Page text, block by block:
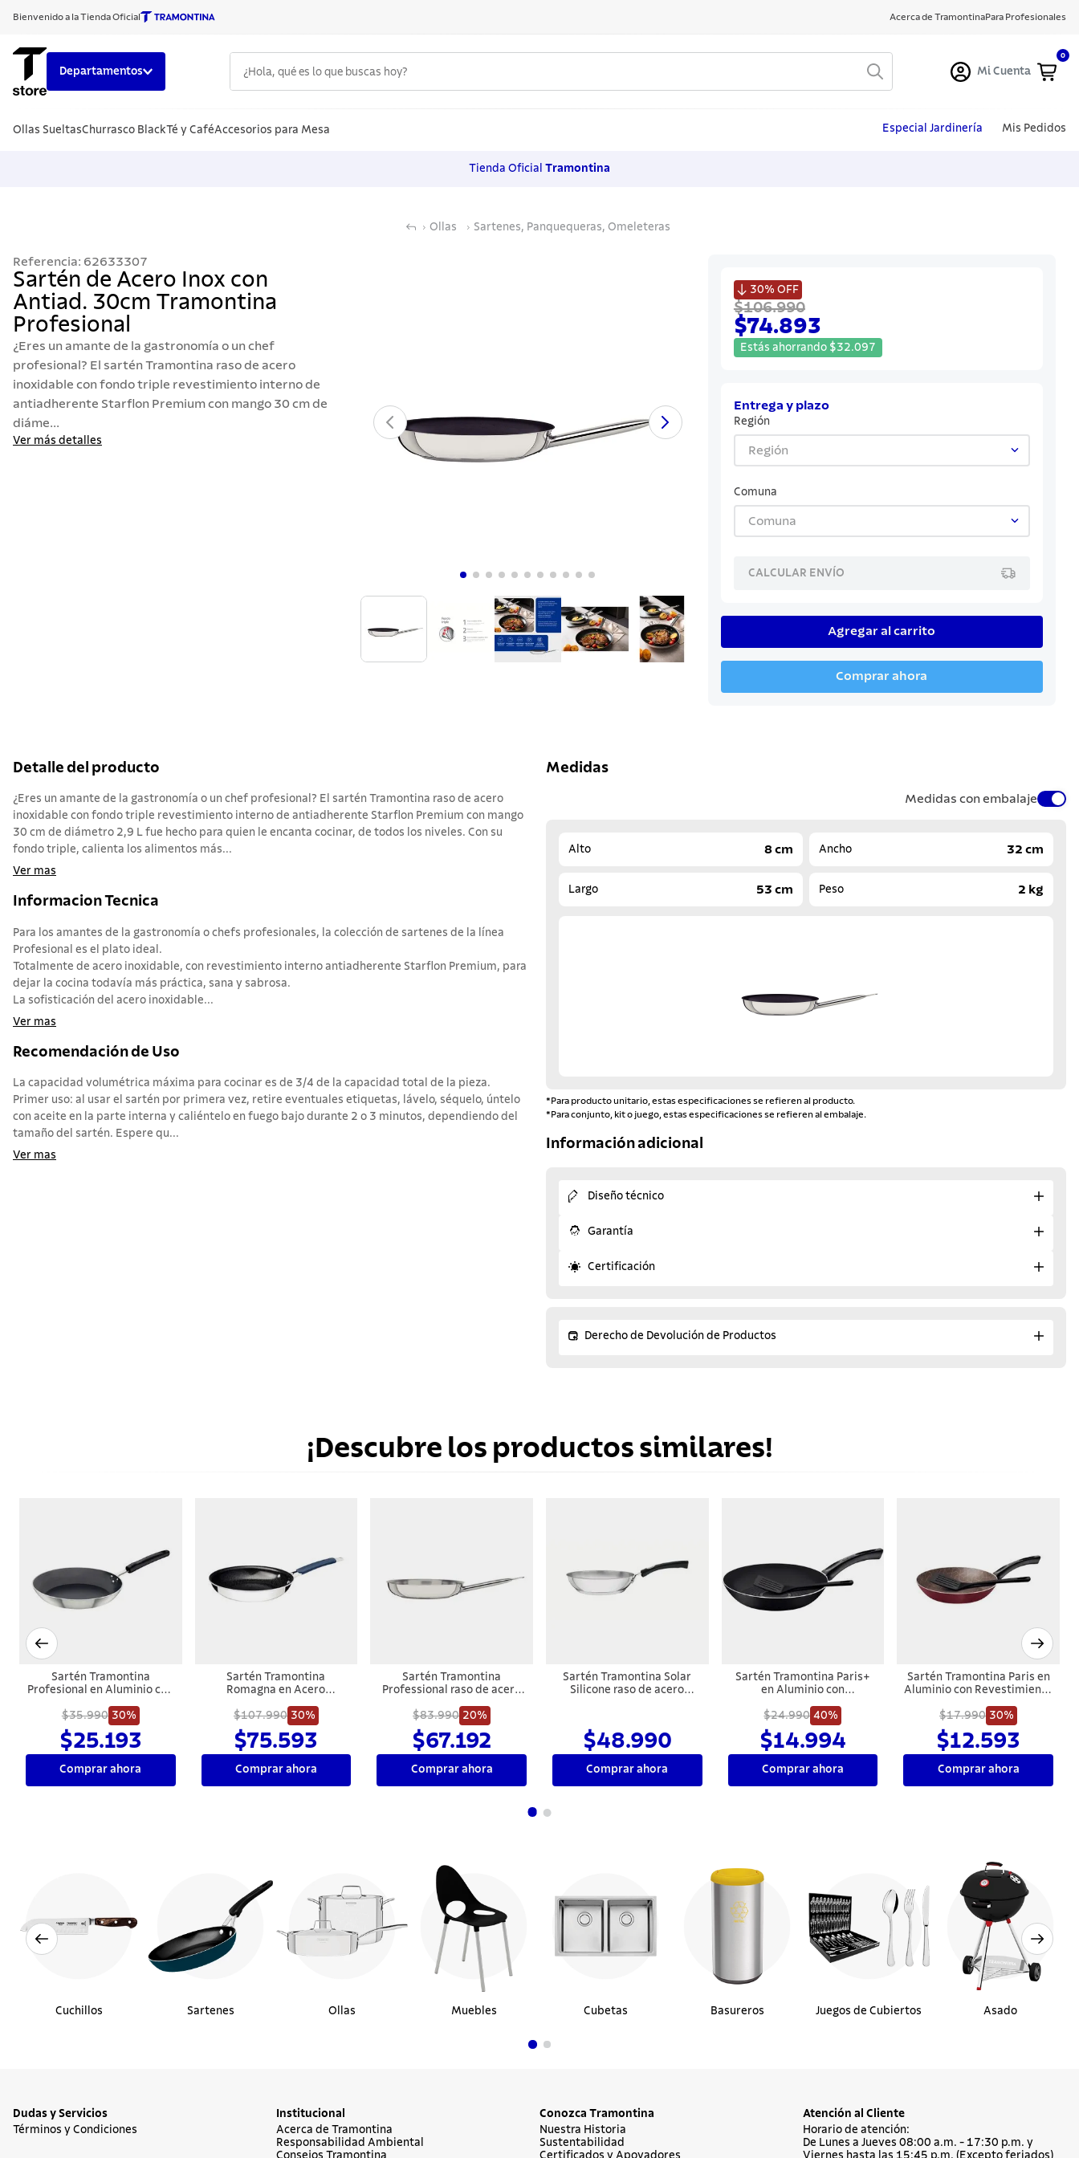
Bienvenido a la Tienda Oficial Acerca de TramontinaPara Profesionales
Departamentos Mi Cuenta
0
Ollas SueltasChurrasco BlackTé y CaféAccesorios para Mesa Especial Jardinería Mis Pedidos
Tienda Oficial Tramontina
Ollas Sartenes, Panquequeras, Omeleteras
Referencia: 62633307
Sartén de Acero Inox con
Antiad. 30cm Tramontina
Profesional
¿Eres un amante de la gastronomía o un chef
profesional? El sartén Tramontina raso de acero
inoxidable con fondo triple revestimiento interno de
antiadherente Starflon Premium con mango 30 cm de
diáme...
Ver más detalles
 30% OFF
$106.990
$74.893
Estás ahorrando $32.097
Entrega y plazo
Región
Región
Comuna
Comuna
CALCULAR ENVÍO
Agregar al carrito
Comprar ahora
Detalle del producto
¿Eres un amante de la gastronomía o un chef profesional? El sartén Tramontina raso de acero
inoxidable con fondo triple revestimiento interno de antiadherente Starflon Premium con mango
30 cm de diámetro 2,9 L fue hecho para quien le encanta cocinar, de todos los niveles. Con su
fondo triple, calienta los alimentos más...
Ver mas
Informacion Tecnica
Para los amantes de la gastronomía o chefs profesionales, la colección de sartenes de la línea
Profesional es el plato ideal.
Totalmente de acero inoxidable, con revestimiento interno antiadherente Starflon Premium, para
dejar la cocina todavía más práctica, sana y sabrosa.
La sofisticación del acero inoxidable...
Ver mas
Recomendación de Uso
La capacidad volumétrica máxima para cocinar es de 3/4 de la capacidad total de la pieza.
Primer uso: al usar el sartén por primera vez, retire eventuales etiquetas, lávelo, séquelo, úntelo
con aceite en la parte interna y caliéntelo en fuego bajo durante 2 o 3 minutos, dependiendo del
tamaño del sartén. Espere qu...
Ver mas
Medidas
Medidas con embalaje
Alto 8 cm Ancho 32 cm
Largo 53 cm Peso 2 kg
*Para producto unitario, estas especificaciones se refieren al producto.
*Para conjunto, kit o juego, estas especificaciones se refieren al embalaje.
Información adicional
Diseño técnico
Garantía
Certificación
Derecho de Devolución de Productos
¡Descubre los productos similares!
Sartén Tramontina
Profesional en Aluminio con
Antiadherente Starflon
Premium y Acabado
Externo Lijado 32 cm 3,1 L
$35.990 30%
$25.193
Comprar ahora
Sartén Tramontina
Romagna en Acero
Revestimiento Interno
Cerámico Black Stone 25 cm
2 L
$107.990 30%
$75.593
Comprar ahora
Sartén Tramontina
Professional raso de acero
mango 30 cm 2,9 L
$83.990 20%
$67.192
Comprar ahora
Sartén Tramontina Solar
Silicone raso de acero
$48.990
Comprar ahora
Sartén Tramontina Paris+
en Aluminio con
Externo en Antiadherente
Starflon Excellent Negro con
Espátula de 30 cm 2,5 L
$24.990 40%
$14.994
Comprar ahora
Sartén Tramontina Paris en
Aluminio con Revestimiento
Antiadherente Starflon Max
Rojo con Espátula de Nylon
20 cm 0,8 L
$17.990 30%
$12.593
Comprar ahora
Cuchillos Sartenes Ollas Muebles Cubetas Basureros Juegos de Cubiertos Asado
Dudas y Servicios
Términos y Condiciones
Institucional
Acerca de Tramontina
Responsabilidad Ambiental
Consejos Tramontina
Conozca Tramontina
Nuestra Historia
Sustentabilidad
Certificados y Apoyadores
Atención al Cliente
Horario de atención:
De Lunes a Jueves 08:00 a.m. - 17:30 p.m. y
Viernes hasta las 15:45 p.m. (Excepto feriados)
1.
cuchillos
10.